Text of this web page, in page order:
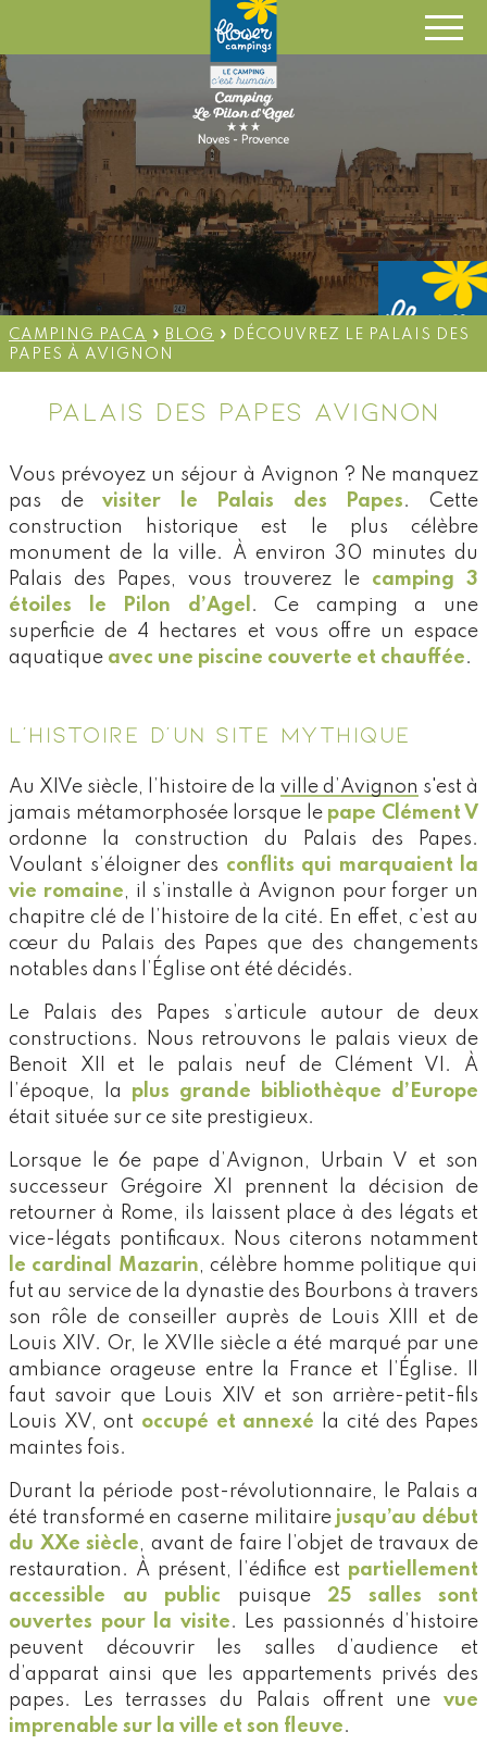
OUVERT DU 28 AVRIL AU 6
SEPTEMBRE 2026 - ARRIVÉE
CAMPING 14H/ LOCATION 16H
CAMPING PACA » BLOG »
DÉCOUVREZ LE PALAIS DES
PAPES À AVIGNON
PALAIS DES PAPES AVIGNON
Vous prévoyez un séjour à Avignon ? Ne manquez
pas devisiter le Palais des Papes. Cette
construction historique est le plus célèbre
monument de la ville. À environ 30 minutes du
Palais des Papes, vous trouverez le camping 3
étoiles le Pilon d’Agel . Ce camping a une
superficie de 4 hectares et vous offre un espace
aquatique avec une piscine couverte et chauffée.
L’HISTOIRE D’UN SITE MYTHIQUE
Au XIVe siècle, l’histoire de la ville d’Avignon s'est à
jamais métamorphosée lorsque le pape Clément V
ordonne la construction du Palais des Papes.
Voulant s’éloigner des conflits qui marquaient la
vie romaine, il s’installe à Avignon pour forger un
chapitre clé de l’histoire de la cité. En effet, c’est au
cœur du Palais des Papes que des changements
notables dans l’Église ont été décidés.
Le Palais des Papes s’articule autour de deux
constructions. Nous retrouvons le palais vieux de
Benoit XII et le palais neuf de Clément VI. À
l’époque, la plus grande bibliothèque d’Europe
était située sur ce site prestigieux.
Lorsque le 6e pape d’Avignon, Urbain V et son
successeur Grégoire XI prennent la décision de
retourner à Rome, ils laissent place à des légats et
vice-légats pontificaux. Nous citerons notamment
le cardinal Mazarin, célèbre homme politique qui
fut au service de la dynastie des Bourbons à travers
son rôle de conseiller auprès de Louis XIII et de
Louis XIV. Or, le XVIIe siècle a été marqué par une
ambiance orageuse entre la France et l’Église. Il
faut savoir que Louis XIV et son arrière-petit-fils
Louis XV, ont occupé et annexé la cité des Papes
maintes fois.
Durant la période post-révolutionnaire, le Palais a
été transformé en caserne militairejusqu’au début
du XXe siècle, avant de faire l’objet de travaux de
restauration. À présent, l’édifice est partiellement
accessible au public puisque 25 salles sont
ouvertes pour la visite. Les passionnés d’histoire
peuvent découvrir les salles d’audience et
d’apparat ainsi que les appartements privés des
papes. Les terrasses du Palais offrent une vue
imprenable sur la ville et son fleuve.